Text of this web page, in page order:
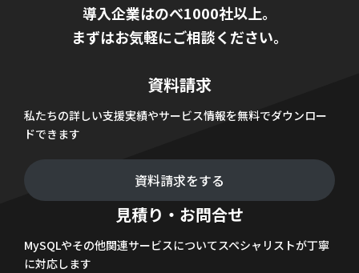
導入企業はのべ1000社以上。
まずはお気軽にご相談ください。
資料請求
私たちの詳しい支援実績やサービス情報を無料でダウンロー
ドできます
資料請求をする
見積り・お問合せ
MySQLやその他関連サービスについてスペシャリストが丁寧
に対応します